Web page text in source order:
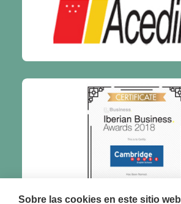
Sobre las cookies en este sitio web